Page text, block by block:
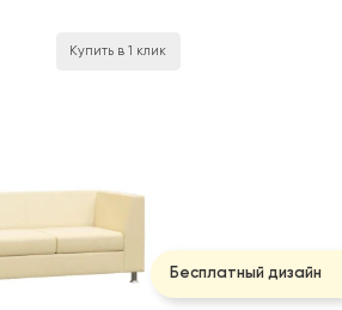
Купить в 1 клик
Бесплатный дизайн